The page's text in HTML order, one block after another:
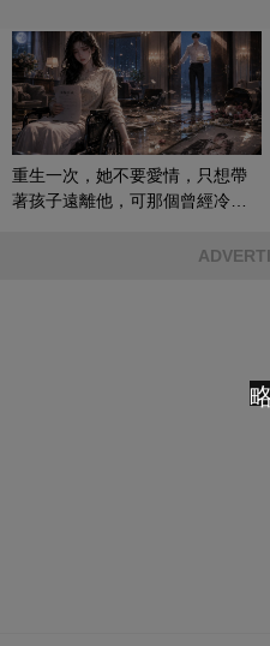
重生一次，她不要愛情，只想帶
著孩子遠離他，可那個曾經冷漠